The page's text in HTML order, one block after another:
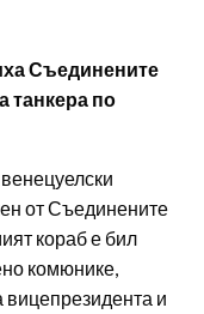
Съединените
танкера по
от Съединените
кораб е бил
комюнике,
вицепрезидента и